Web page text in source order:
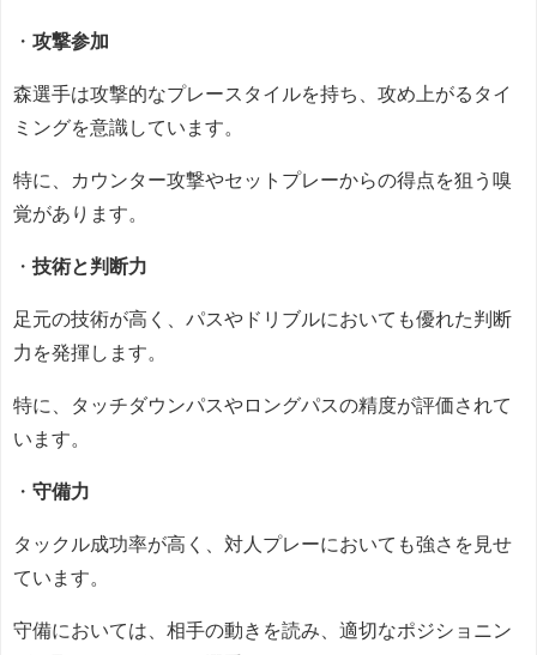
・ 攻撃参加
森選手は攻撃的なプレースタイルを持ち、攻め上がるタイ
ミングを意識しています。
特に、カウンター攻撃やセットプレーからの得点を狙う嗅
覚があります。
・ 技術と判断力
足元の技術が高く、パスやドリブルにおいても優れた判断
力を発揮します。
特に、タッチダウンパスやロングパスの精度が評価されて
います。
・ 守備力
タックル成功率が高く、対人プレーにおいても強さを見せ
ています。
守備においては、相手の動きを読み、適切なポジショニン